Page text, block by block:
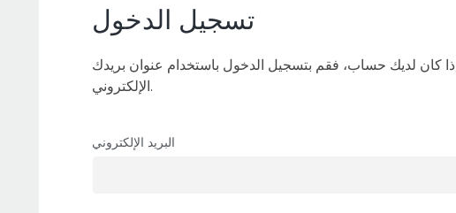
تسجيل الدخول
إذا كان لديك حساب، فقم بتسجيل الدخول باستخدام عنوان بريدك
الإلكتروني.
البريد الإلكتروني